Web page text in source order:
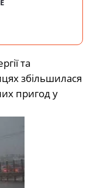
та
збільшилася
пригод у